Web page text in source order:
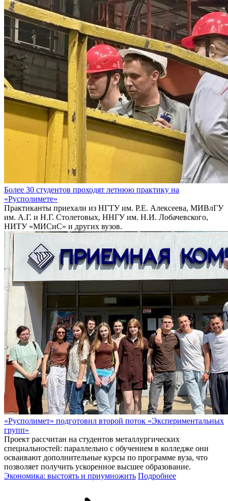
Более 30 студентов проходят летнюю практику на
«Русполимете»
Практиканты приехали из НГТУ им. Р.Е. Алексеева, МИВлГУ
им. А.Г. и Н.Г. Столетовых, ННГУ им. Н.И. Лобачевского,
НИТУ «МИСиС» и других вузов.
«Русполимет» подготовил второй поток «Экспериментальных
групп»
Проект рассчитан на студентов металлургических
специальностей: параллельно с обучением в колледже они
осваивают дополнительные курсы по программе вуза, что
позволяет получить ускоренное высшее образование.
Экономика: выстоять и приумножить Подробнее